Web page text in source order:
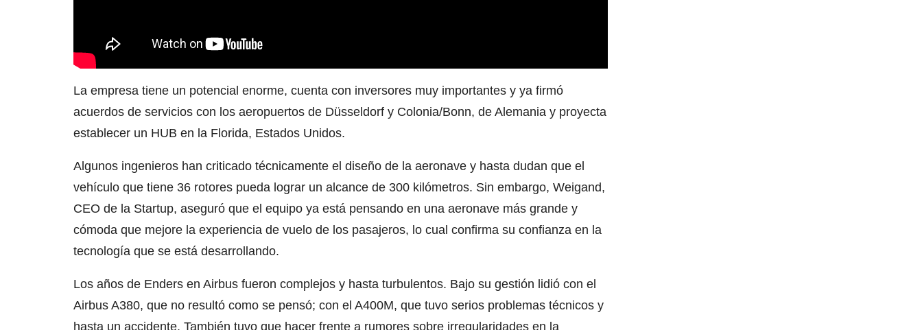
La empresa tiene un potencial enorme, cuenta con inversores muy importantes y ya firmó
acuerdos de servicios con los aeropuertos de Düsseldorf y Colonia/Bonn, de Alemania y proyecta
establecer un HUB en la Florida, Estados Unidos.
Algunos ingenieros han criticado técnicamente el diseño de la aeronave y hasta dudan que el
vehículo que tiene 36 rotores pueda lograr un alcance de 300 kilómetros. Sin embargo, Weigand,
CEO de la Startup, aseguró que el equipo ya está pensando en una aeronave más grande y
cómoda que mejore la experiencia de vuelo de los pasajeros, lo cual confirma su confianza en la
tecnología que se está desarrollando.
Los años de Enders en Airbus fueron complejos y hasta turbulentos. Bajo su gestión lidió con el
Airbus A380, que no resultó como se pensó; con el A400M, que tuvo serios problemas técnicos y
hasta un accidente. También tuvo que hacer frente a rumores sobre irregularidades en la